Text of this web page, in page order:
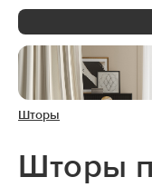
Шторы
Шторы